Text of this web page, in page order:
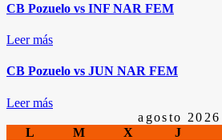
CB Pozuelo vs INF NAR FEM
Leer más
CB Pozuelo vs JUN NAR FEM
Leer más
agosto 2026
L
M X J